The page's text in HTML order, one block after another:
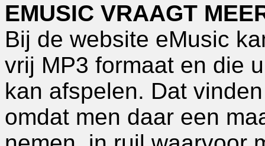
EMUSIC VRAAGT
Bij de website eMusic
vrij MP3 formaat en die
kan afspelen. Dat
omdat men daar een